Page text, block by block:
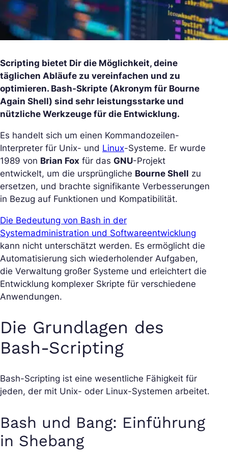
Scripting bietet Dir die Möglichkeit, deine
täglichen Abläufe zu vereinfachen und zu
optimieren. Bash-Skripte (Akronym für Bourne
Again Shell) sind sehr leistungsstarke und
nützliche Werkzeuge für die Entwicklung.
Es handelt sich um einen Kommandozeilen-
Interpreter für Unix- und Linux-Systeme. Er wurde
1989 von Brian Fox für das GNU-Projekt
entwickelt, um die ursprüngliche Bourne Shell zu
ersetzen, und brachte signifikante Verbesserungen
in Bezug auf Funktionen und Kompatibilität.
Die Bedeutung von Bash in der
Systemadministration und Softwareentwicklung
kann nicht unterschätzt werden. Es ermöglicht die
Automatisierung sich wiederholender Aufgaben,
die Verwaltung großer Systeme und erleichtert die
Entwicklung komplexer Skripte für verschiedene
Anwendungen.
Die Grundlagen des
Bash-Scripting
Bash-Scripting ist eine wesentliche Fähigkeit für
jeden, der mit Unix- oder Linux-Systemen arbeitet.
Bash und Bang: Einführung
in Shebang